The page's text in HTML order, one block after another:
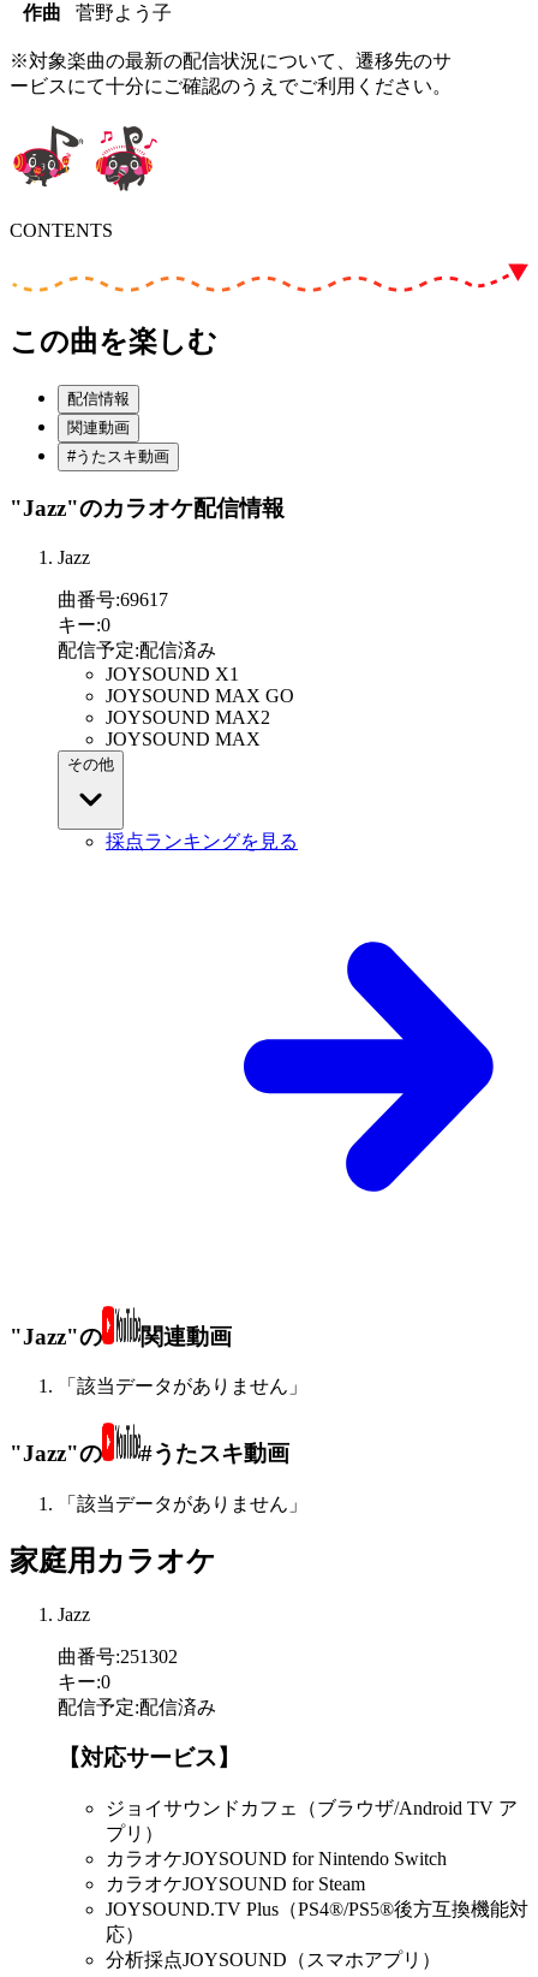
作曲
菅野よう子
※対象楽曲の最新の配信状況について、遷移先のサ
ービスにて十分にご確認のうえでご利用ください。
CONTENTS
この曲を楽しむ
配信情報
関連動画
#うたスキ動画
"Jazz"のカラオケ配信情報
Jazz
曲番号:69617
キー:0
配信予定:配信済み
JOYSOUND X1
JOYSOUND MAX GO
JOYSOUND MAX2
JOYSOUND MAX
その他
採点ランキングを見る
"Jazz"の 関連動画
「該当データがありません」
"Jazz"の #うたスキ動画
「該当データがありません」
家庭用カラオケ
Jazz
曲番号:251302
キー:0
配信予定:配信済み
【対応サービス】
ジョイサウンドカフェ（ブラウザ/Android TV ア
プリ）
カラオケJOYSOUND for Nintendo Switch
カラオケJOYSOUND for Steam
JOYSOUND.TV Plus（PS4®/PS5®後方互換機能対
応）
分析採点JOYSOUND（スマホアプリ）